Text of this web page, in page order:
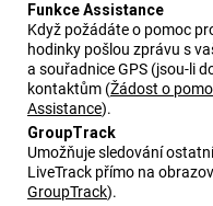
Funkce Assistance
Když požádáte o pomoc
hodinky pošlou zprávu s
a souřadnice GPS (jsou-li
kontaktům (Žádost o
Assistance).
GroupTrack
Umožňuje sledování
LiveTrack přímo na
GroupTrack).